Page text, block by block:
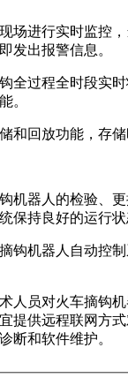
场进行实时监控
发出报警信息。
全过程全时段实
。
和回放功能，存储
机器人的检验、
保持良好的运行状
钩机器人自动控
人员对火车摘钩
提供远程联网方
断和软件维护。